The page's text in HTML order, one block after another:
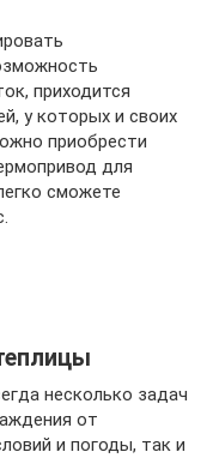
приходится
у которых и своих
приобрести
для
сможете
несколько задач
от
и погоды, так и